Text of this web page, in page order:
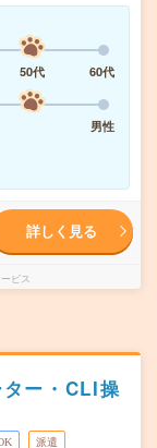
50代
60代
男性
詳しく見る
ビス
ー・CLI操
派遣